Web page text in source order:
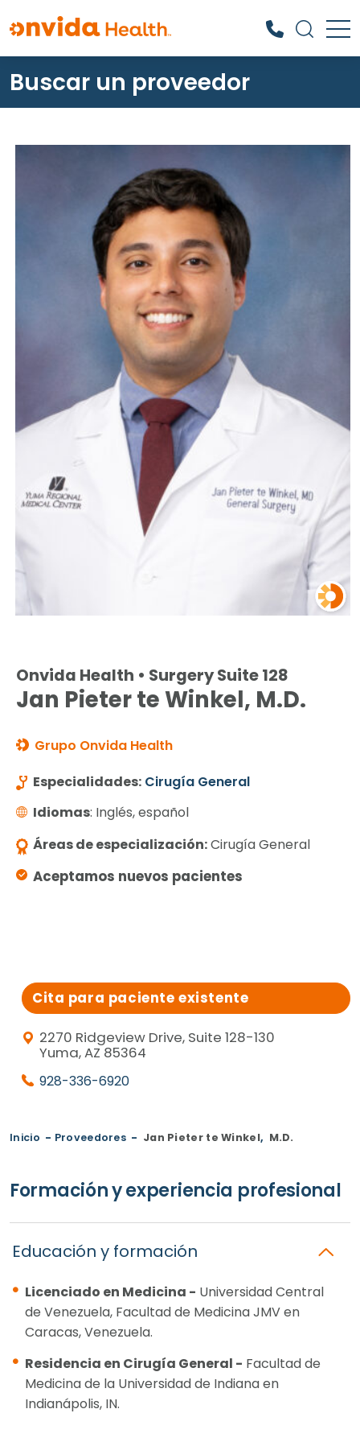
¿Qué podemos ayudarle a
encontrar?
Buscar un proveedor
Onvida Health • Surgery Suite 128
Jan Pieter te Winkel, M.D.
Grupo Onvida Health
Especialidades: Cirugía General
Idiomas: Inglés, español
Áreas de especialización:Cirugía General
Aceptamos nuevos pacientes
Cita para paciente existente
2270 Ridgeview Drive, Suite 128-130
Yuma, AZ 85364
928-336-6920
Inicio - Proveedores - Jan Pieter te Winkel, M.D.
Formación y experiencia profesional
Educación y formación
Licenciado en Medicina - Universidad Central
de Venezuela, Facultad de Medicina JMV en
Caracas, Venezuela.
Residencia en Cirugía General - Facultad de
Medicina de la Universidad de Indiana en
Indianápolis, IN.